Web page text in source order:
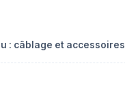
: câblage et accessoires